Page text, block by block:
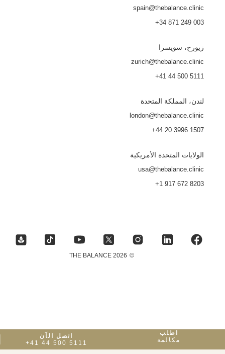
spain@thebalance.clinic
+34 871 249 003
زيورخ، سويسرا
zurich@thebalance.clinic
+41 44 500 5111
لندن، المملكة المتحدة
london@thebalance.clinic
+44 20 3996 1507
الولايات المتحدة الأمريكية
usa@thebalance.clinic
+1 917 672 8203
©
2026 THE BALANCE
اطلب
مكالمة
اتصل الآن
+41 44 500 5111